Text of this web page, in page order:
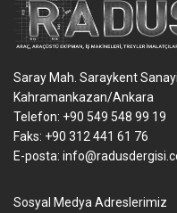
Saray Mah. Saraykent
Kahramankazan/Ankara
Telefon: +90 549 548 99 19
Faks: +90 312 441 61 76
E-posta:
Sosyal Medya Adreslerimiz